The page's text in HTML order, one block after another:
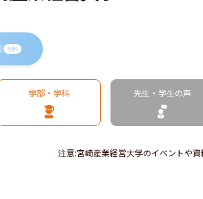
無料
学部・学科 先生・学生の声
注意:宮崎産業経営大学のイベントや